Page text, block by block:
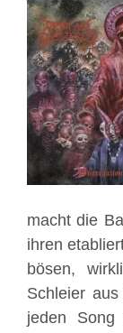
macht die
ihren
bösen,
Schleier
jeden